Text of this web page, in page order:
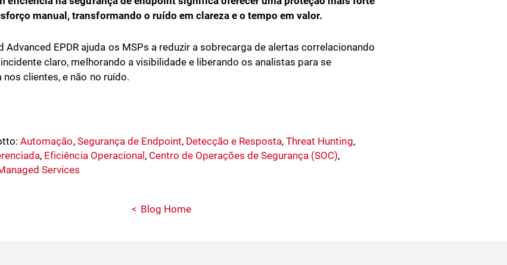
manual, transformando o ruído em clareza e o tempo em valor.
Advanced EPDR ajuda os MSPs a reduzir a sobrecarga de alertas correlacionando
claro, melhorando a visibilidade e liberando os analistas para se
clientes, e não no ruído.
Automação, Segurança de Endpoint, Detecção e Resposta,Threat Hunting,
, Eficiência Operacional , Centro de Operações de Segurança (SOC),
Services
Blog Home